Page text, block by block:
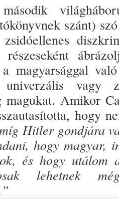
szánt)
magyarsággal
vagy
magukat. Amikor
hogy
Hitler gondjára
hogy magyar,
és hogy utálom
lehetnek